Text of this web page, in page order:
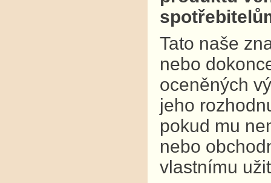
Tato naše
nebo
oceněných
jeho
pokud mu
nebo
vlastnímu